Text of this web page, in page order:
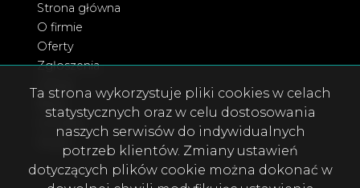
Strona główna
O firmie
Oferty
Zgłoszenia
Kontakt
Ta strona wykorzystuje pliki cookies w celach
statystycznych oraz w celu dostosowania
naszych serwisów do indywidualnych
potrzeb klientów. Zmiany ustawień
dotyczących plików cookie można dokonać w